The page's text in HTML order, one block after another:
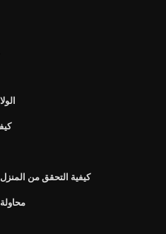
كيفية التحقق من